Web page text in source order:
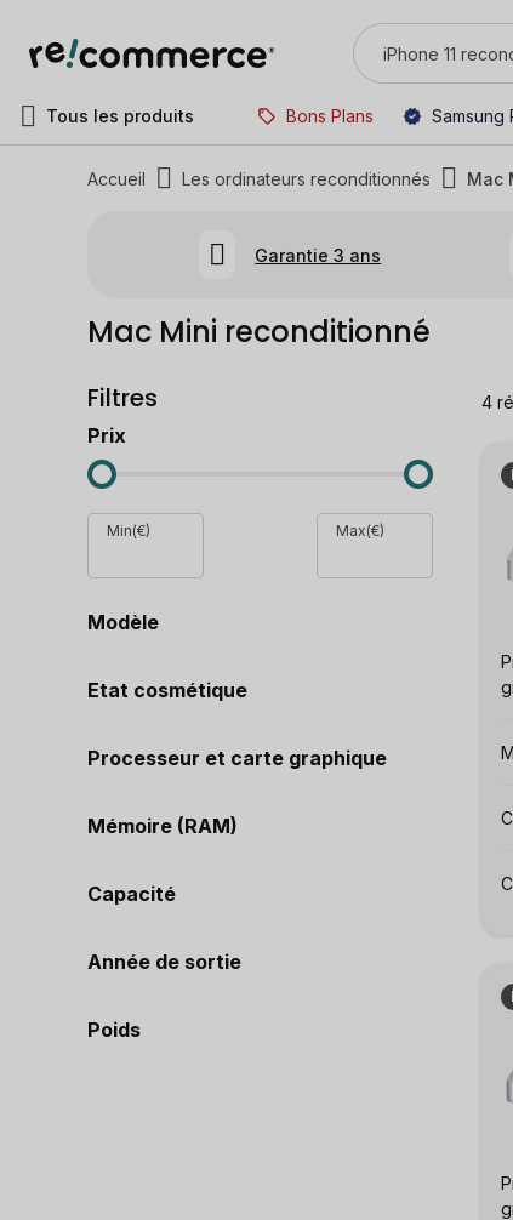
Tous les produits Bons Plans Samsung
Accueil Les ordinateurs reconditionnés Mac
Garantie 3 ans
Mac Mini reconditionné
4
Filtres
Prix
Min(€) Max(€)
Modèle
Etat cosmétique
Processeur et carte graphique
Mémoire (RAM)
Capacité
Année de sortie
Poids